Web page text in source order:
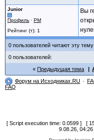
Junior
Профиль · PM
Рейтинг (т): 1
Вы
0 пользователей читают эту
0 пользователей:
Предыдущая тема
Форум на Исходниках.RU
FAQ
[ Script execution time: 0.0599 ] [
9.08.26,